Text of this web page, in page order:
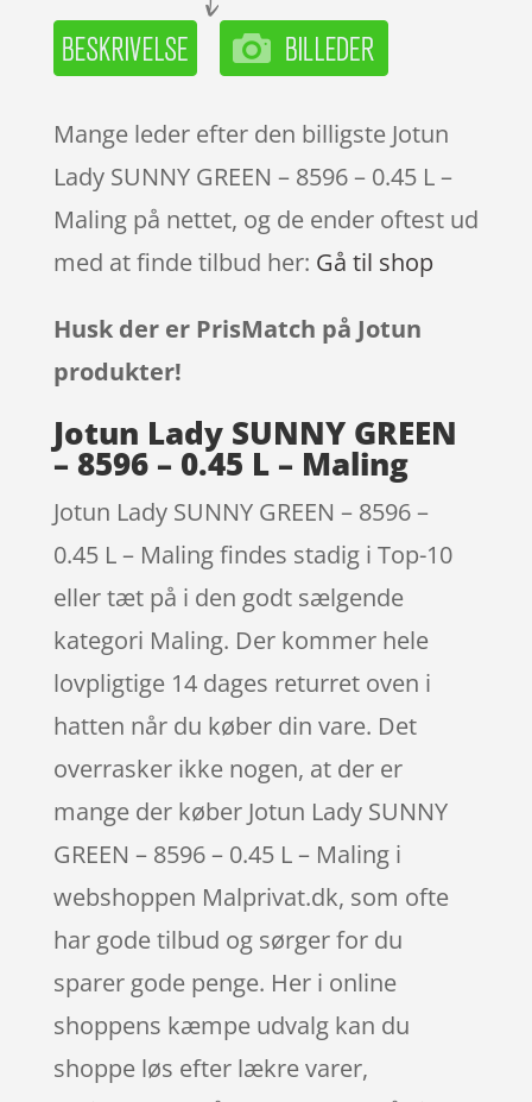
Mange leder efter den billigste Jotun
Lady SUNNY GREEN – 8596 – 0.45 L –
Maling på nettet, og de ender oftest ud
med at finde tilbud her: Gå til shop
Husk der er PrisMatch på Jotun
produkter!
Jotun Lady SUNNY GREEN
– 8596 – 0.45 L – Maling
Jotun Lady SUNNY GREEN – 8596 –
0.45 L – Maling findes stadig i Top-10
eller tæt på i den godt sælgende
kategori Maling. Der kommer hele
lovpligtige 14 dages returret oven i
hatten når du køber din vare. Det
overrasker ikke nogen, at der er
mange der køber Jotun Lady SUNNY
GREEN – 8596 – 0.45 L – Maling i
webshoppen Malprivat.dk, som ofte
har gode tilbud og sørger for du
sparer gode penge. Her i online
shoppens kæmpe udvalg kan du
shoppe løs efter lækre varer,